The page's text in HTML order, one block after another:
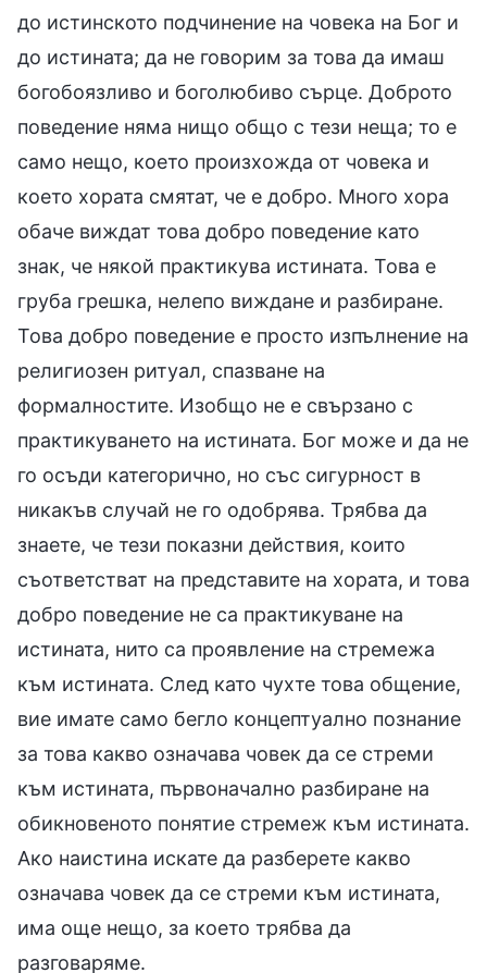
до истинското подчинение на човека на Бог и
до истината; да не говорим за това да имаш
богобоязливо и боголюбиво сърце. Доброто
поведение няма нищо общо с тези неща; то е
само нещо, което произхожда от човека и
което хората смятат, че е добро. Много хора
обаче виждат това добро поведение като
знак, че някой практикува истината. Това е
груба грешка, нелепо виждане и разбиране.
Това добро поведение е просто изпълнение на
религиозен ритуал, спазване на
формалностите. Изобщо не е свързано с
практикуването на истината. Бог може и да не
го осъди категорично, но със сигурност в
никакъв случай не го одобрява. Трябва да
знаете, че тези показни действия, които
съответстват на представите на хората, и това
добро поведение не са практикуване на
истината, нито са проявление на стремежа
към истината. След като чухте това общение,
вие имате само бегло концептуално познание
за това какво означава човек да се стреми
към истината, първоначално разбиране на
обикновеното понятие стремеж към истината.
Ако наистина искате да разберете какво
означава човек да се стреми към истината,
има още нещо, за което трябва да
разговаряме.